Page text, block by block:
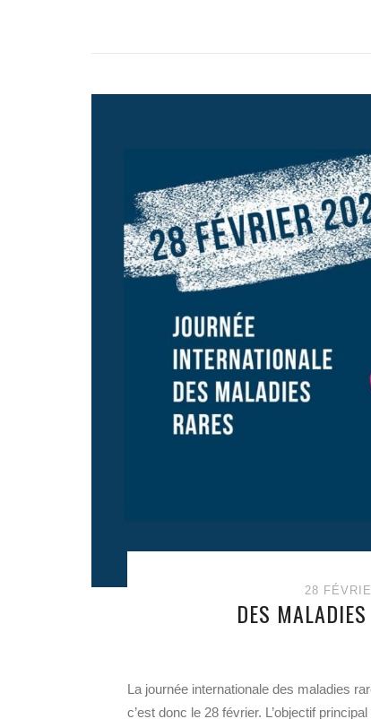
28
DES
La journée internationale des maladies
c’est donc le 28 février. L’objectif